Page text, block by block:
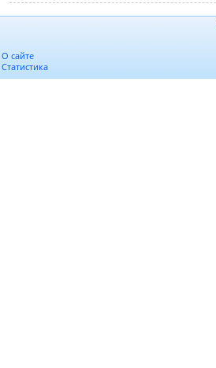
О сайте
Статистика